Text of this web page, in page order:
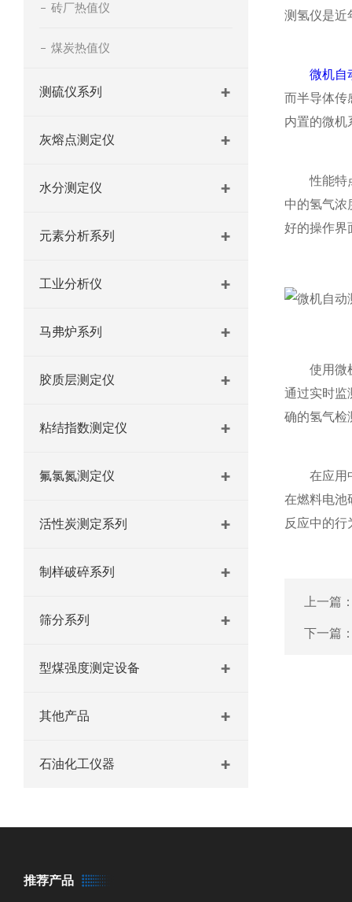
砖厂热值仪
煤炭热值仪
测硫仪系列
灰熔点测定仪
水分测定仪
元素分析系列
工业分析仪
马弗炉系列
胶质层测定仪
粘结指数测定仪
氟氯氮测定仪
活性炭测定系列
制样破碎系列
筛分系列
型煤强度测定设备
其他产品
石油化工仪器
测氢仪是近
微机自
而半导体传
内置的微机
性能特点
中的氢气浓
好的操作界
使用微机
通过实时监
确的氢气检
在应用中
在燃料电池
反应中的行
上一篇
下一篇
推荐产品